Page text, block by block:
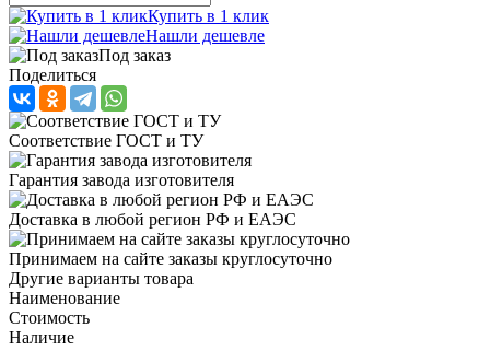
Купить в 1 клик
Нашли дешевле
Под заказ
Поделиться
Соответствие ГОСТ и ТУ
Гарантия завода изготовителя
Доставка в любой регион РФ и ЕАЭС
Принимаем на сайте заказы круглосуточно
Другие варианты товара
Наименование
Стоимость
Наличие